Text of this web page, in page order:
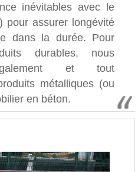
inévitables avec le
pour assurer longévité
dans la durée. Pour
durables, nous
et tout
métalliques (ou
en béton.